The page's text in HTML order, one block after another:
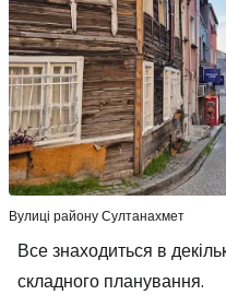
Вулиці району Султанахмет
Все знаходиться в
складного планування.